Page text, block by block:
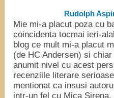
Rudolph
Mie mi-a placut poza cu
coincidenta tocmai ieri-
blog ce mult mi-a placut
(de HC Andersen) si
anumit nivel cu acest
recenziile literare
mentionat ca insusi
intr-un fel cu Mica Sirena.